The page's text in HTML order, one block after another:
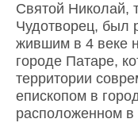
Святой Николай,
Чудотворец, был
жившим в 4 веке
городе Патаре,
территории
епископом в
расположенном в